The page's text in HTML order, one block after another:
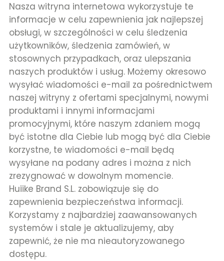
Nasza witryna internetowa wykorzystuje te
informacje w celu zapewnienia jak najlepszej
obsługi, w szczególności w celu śledzenia
użytkowników, śledzenia zamówień, w
stosownych przypadkach, oraz ulepszania
naszych produktów i usług. Możemy okresowo
wysyłać wiadomości e-mail za pośrednictwem
naszej witryny z ofertami specjalnymi, nowymi
produktami i innymi informacjami
promocyjnymi, które naszym zdaniem mogą
być istotne dla Ciebie lub mogą być dla Ciebie
korzystne, te wiadomości e-mail będą
wysyłane na podany adres i można z nich
zrezygnować w dowolnym momencie.
Huiike Brand S.L. zobowiązuje się do
zapewnienia bezpieczeństwa informacji.
Korzystamy z najbardziej zaawansowanych
systemów i stale je aktualizujemy, aby
zapewnić, że nie ma nieautoryzowanego
dostępu.